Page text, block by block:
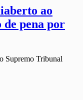
ao
pena por
Supremo Tribunal